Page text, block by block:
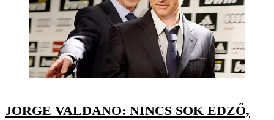
JORGE VALDANO: NINCS SOK EDZŐ,